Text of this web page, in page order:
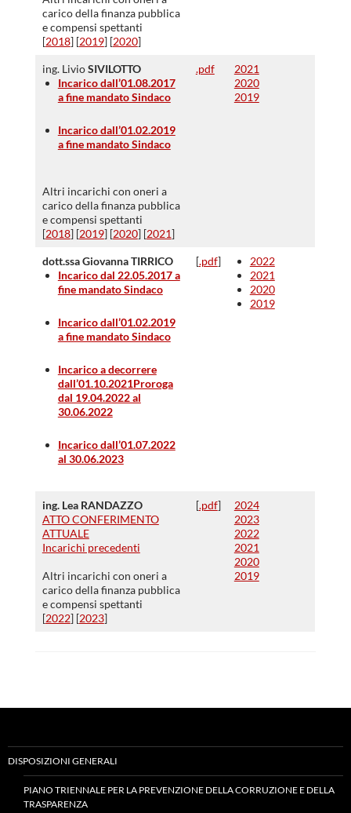
carico della finanza pubblica
e compensi spettanti
[2018] [2019] [2020]
ing. LivioSIVILOTTO
Incarico dall’01.08.2017
a fine mandato Sindaco
Incarico dall’01.02.2019
a fine mandato Sindaco
Altri incarichi con oneri a
carico della finanza pubblica
e compensi spettanti
[2018] [2019] [2020] [2021]
.pdf
2021
2020
2019
dott.ssa Giovanna TIRRICO
Incarico dal 22.05.2017 a
fine mandato Sindaco
Incarico dall’01.02.2019
a fine mandato Sindaco
Incarico a decorrere
dall’01.10.2021Proroga
dal 19.04.2022 al
30.06.2022
Incarico dall’01.07.2022
al 30.06.2023
[.pdf]
2022
2021
2020
2019
ing. Lea RANDAZZO
ATTO CONFERIMENTO
ATTUALE
Incarichi precedenti
Altri incarichi con oneri a
carico della finanza pubblica
e compensi spettanti
[2022] [2023]
[.pdf]
2024
2023
2022
2021
2020
2019
DISPOSIZIONI GENERALI
PIANO TRIENNALE PER LA PREVENZIONE DELLA CORRUZIONE E DELLA
TRASPARENZA